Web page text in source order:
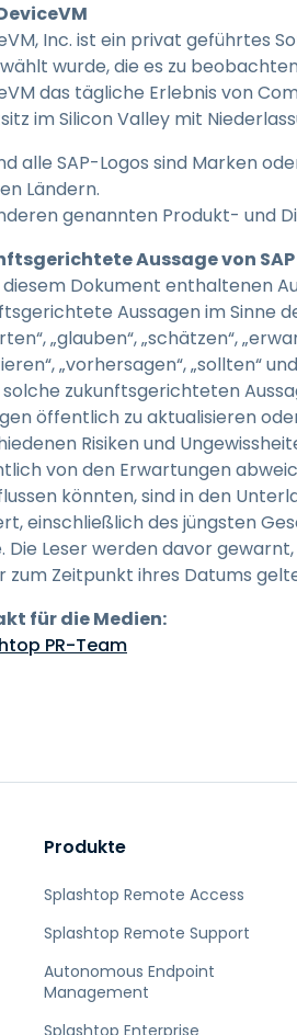
Inc. ist ein privat geführtes
wurde, die es zu
das tägliche Erlebnis von
im Silicon Valley mit
alle SAP-Logos sind Marken
Ländern.
genannten Produkt- und
Aussage von SAP
diesem Dokument enthaltenen
Aussagen im Sinne
„glauben“, „schätzen“,
„vorhersagen“, „sollten“
zukunftsgerichteten
öffentlich zu aktualisieren
Risiken und
von den Erwartungen
könnten, sind in den
einschließlich des jüngsten
Die Leser werden davor
zum Zeitpunkt ihres Datums
für die Medien:
PR-Team
Produkte
Splashtop Remote Access
Splashtop Remote Support
Autonomous Endpoint
Management
Splashtop Enterprise